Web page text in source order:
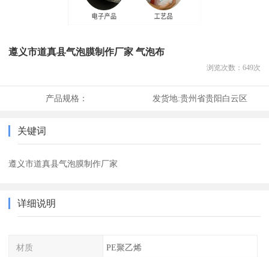
遵义市道真县气泡膜制作厂家 气泡布
浏览次数： 649次
产品规格： 发货地:贵州省贵阳白云区
关键词
遵义市道真县气泡膜制作厂家
详细说明
材质 PE聚乙烯